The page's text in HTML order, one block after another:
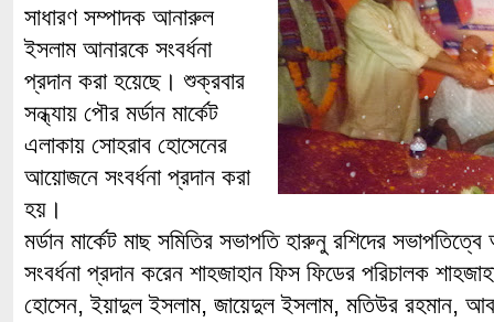
সাধারণ সম্পাদক আনারুল
ইসলাম আনারকে সংবর্ধনা
প্রদান করা হয়েছে। শুক্রবার
সন্ধ্যায় পৌর মর্ডান মার্কেট
এলাকায় সোহরাব হোসেনের
আয়োজনে সংবর্ধনা প্রদান করা
হয়।
মর্ডান মার্কেট মাছ সমিতির সভাপতি হারুনু রশিদের
সংবর্ধনা প্রদান করেন শাহজাহান ফিস ফিডের পরিচালক
হোসেন, ইয়াদুল ইসলাম, জায়েদুল ইসলাম, মতিউর রহমান,